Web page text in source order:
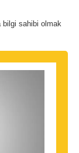
bilgi sahibi olmak